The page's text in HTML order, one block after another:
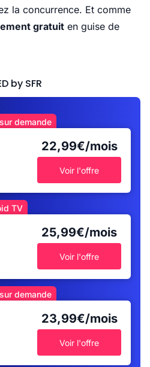
la concurrence. Et comme
gratuit en guise de
by SFR
demande
22,99€/mois
Voir l'offre
TV
25,99€/mois
Voir l'offre
demande
23,99€/mois
Voir l'offre